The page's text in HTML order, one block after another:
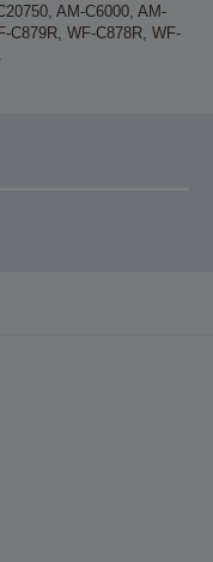
AM-C6000, AM-
C879R, WF-C878R, WF-